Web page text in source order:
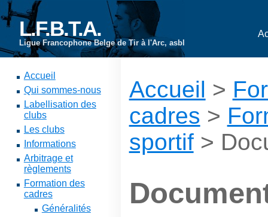
L.F.B.T.A.
Ligue Francophone Belge de Tir à l'Arc, asbl
Accueil
Qui sommes-nous
Labellisation des
clubs
Les clubs
Informations
Arbitrage et
règlements
Formation des
cadres
Généralités
Accueil >
cadres >
sportif>